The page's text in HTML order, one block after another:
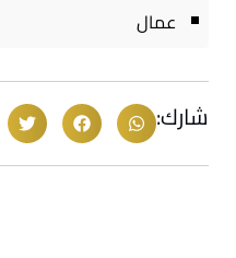
عمال
شارك: